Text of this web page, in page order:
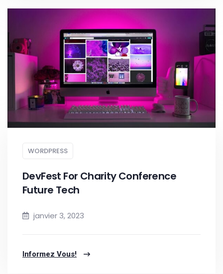
WORDPRESS
DevFest For Charity Conference
Future Tech
janvier 3, 2023
Informez Vous!